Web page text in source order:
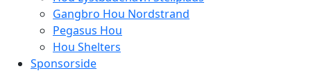
Gangbro Hou Nordstrand
Pegasus Hou
Hou Shelters
Sponsorside